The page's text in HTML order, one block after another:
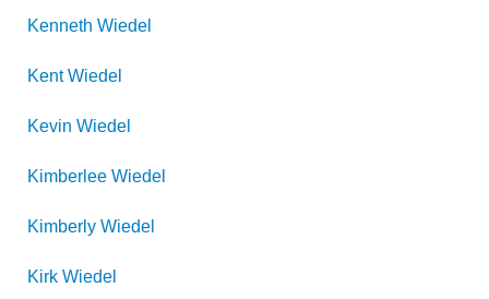
Kenneth Wiedel
Kent Wiedel
Kevin Wiedel
Kimberlee Wiedel
Kimberly Wiedel
Kirk Wiedel